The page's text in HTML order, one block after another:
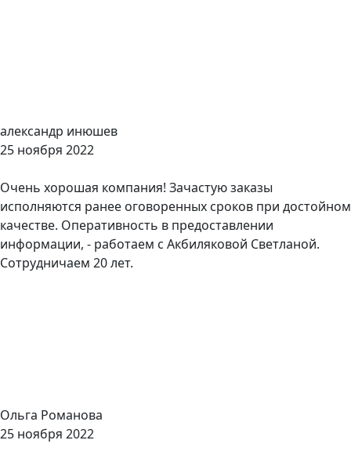
александр инюшев
25 ноября 2022
Очень хорошая компания! Зачастую заказы
исполняются ранее оговоренных сроков при достойном
качестве. Оперативность в предоставлении
информации, - работаем с Акбиляковой Светланой.
Сотрудничаем 20 лет.
​Ольга Романова
25 ноября 2022